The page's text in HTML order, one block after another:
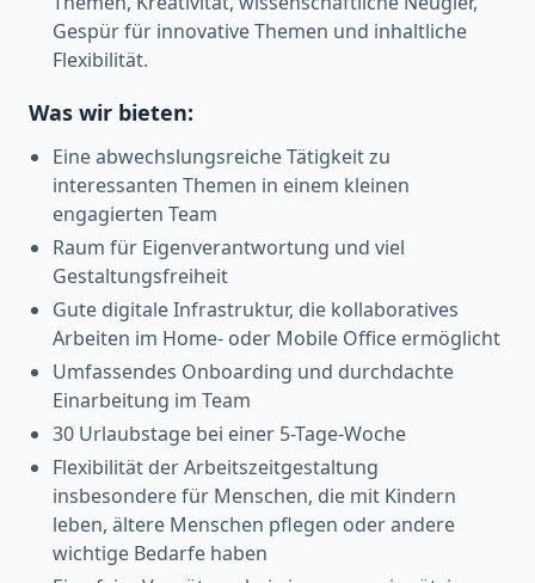
Gespür für innovative Themen und inhaltliche
Flexibilität.
Was wir bieten:
Eine abwechslungsreiche Tätigkeit zu
interessanten Themen in einem kleinen
engagierten Team
Raum für Eigenverantwortung und viel
Gestaltungsfreiheit
Gute digitale Infrastruktur, die kollaboratives
Arbeiten im Home- oder Mobile Office ermöglicht
Umfassendes Onboarding und durchdachte
Einarbeitung im Team
30 Urlaubstage bei einer 5-Tage-Woche
Flexibilität der Arbeitszeitgestaltung
insbesondere für Menschen, die mit Kindern
leben, ältere Menschen pflegen oder andere
wichtige Bedarfe haben